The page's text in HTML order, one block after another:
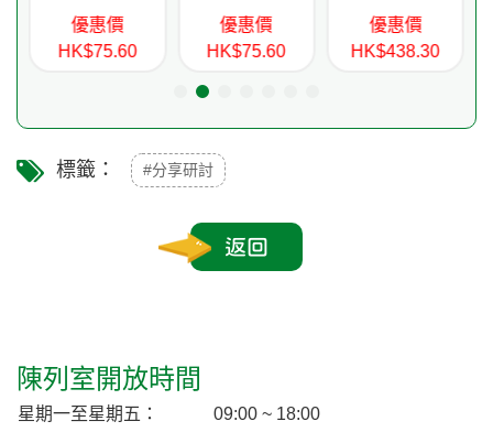
優惠價
HK$75.60
優惠價
HK$75.60
More A (6
titles)
優惠價
HK$438.30
標籤： #分享研討
返回
陳列室開放時間
星期一至星期五：
09:00 ~ 18:00